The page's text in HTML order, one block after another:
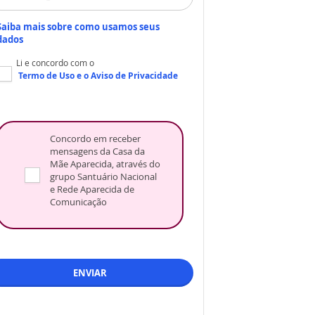
mais sobre como usamos seus
Li e concordo com o
Termo de Usoe oAviso de Privacidade
Concordo em receber
mensagens da Casa da
Mãe Aparecida, através do
grupo Santuário Nacional
e Rede Aparecida de
Comunicação
ENVIAR